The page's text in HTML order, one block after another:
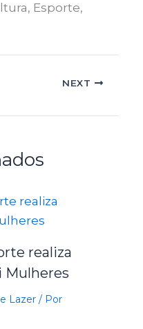
Esporte,
NEXT
realiza
Mulheres
Lazer/ Por